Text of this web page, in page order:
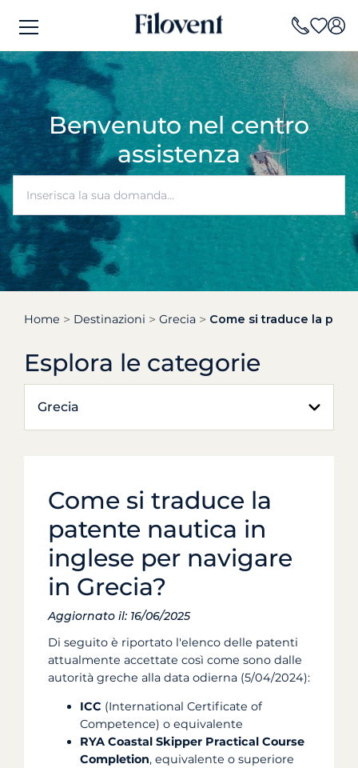
Benvenuto nel centro
assistenza
Home Destinazioni Grecia Come si traduce la
Esplora le categorie
Grecia
Come si traduce la
patente nautica in
inglese per navigare
in Grecia?
Aggiornato il: 16/06/2025
Di seguito è riportato l'elenco delle patenti
attualmente accettate così come sono dalle
autorità greche alla data odierna (5/04/2024):
ICC (International Certificate of
Competence) o equivalente
RYA Coastal Skipper Practical Course
Completion, equivalente o superiore